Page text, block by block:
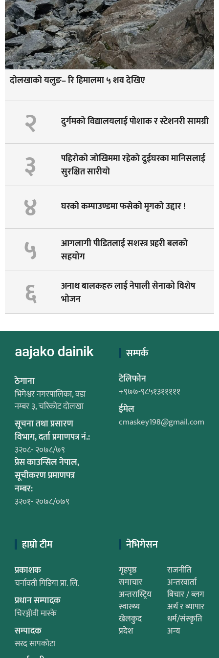
दोलखाको यलुङ– रि हिमालमा ५ शव देखिए
२ दुर्गमको विद्यालयलाई पोशाक र स्टेशनरी सामग्री
३
पहिराेकाे जाेखिममा रहेकाे दुईघरका मानिसलाई
सुरक्षित सारीयाे
४ घरको कम्पाउण्डमा फसेको मृगको उद्दार !
५
आगलागी पीडितलाई सशस्त्र प्रहरी बलको
सहयोग
६
अनाथ बालकहरु लाई नेपाली सेनाको विशेष
भोजन
ठेगाना
भिमेश्वर नगरपालिका, वडा
नम्बर ३, चरिकोट दोलखा
सूचना तथा प्रसारण
विभाग, दर्ता प्रमाणपत्र नं.:
३२०८- २०७८/७९
प्रेस काउन्सिल नेपाल,
सूचीकरण प्रमाणपत्र
नम्बर:
३२०१- २०७८/०७९
सम्पर्क
टेलिफोन
+९७७-९८५१३१११११
ईमेल
cmaskey198@gmail.com
हाम्रो टीम
प्रकाशक
चर्नावती मिडिया प्रा. लि.
प्रधान सम्पादक
चिरञ्जीवी मास्के
सम्पादक
सरद सापकोटा
नेभिगेसन
गृहपृष्ठ
राजनीति
समाचार
अन्तरवार्ता
अन्तरास्ट्रिय
बिचार / ब्लग
स्वास्थ्य
अर्थ र ब्यापार
खेलकुद
धर्म/संस्कृति
प्रदेश
अन्य